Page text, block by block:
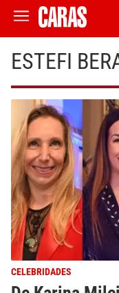
ESTEFI
CELEBRIDADES